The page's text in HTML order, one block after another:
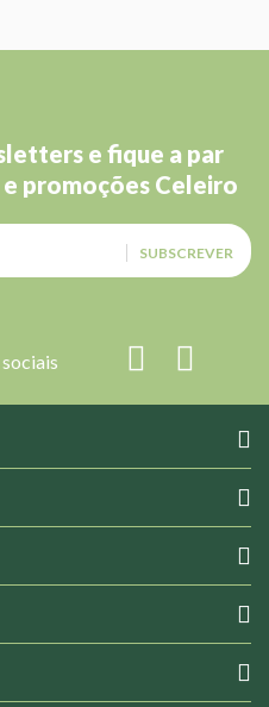
e fique a par
promoções Celeiro
SUBSCREVER